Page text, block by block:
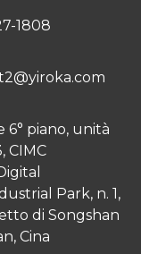
1808
6° piano, unità
CIMC
Park, n. 1,
di Songshan
Cina